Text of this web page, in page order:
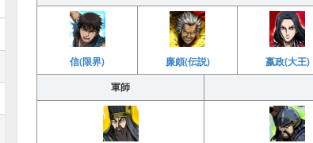
信(限界) 廉頗(伝説) 嬴政(大王)
軍師